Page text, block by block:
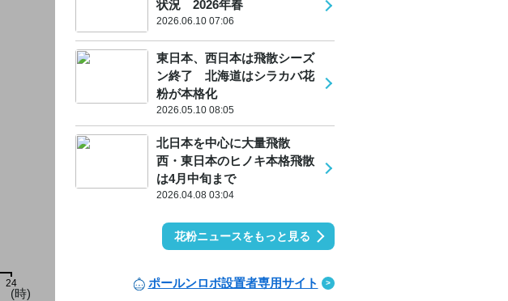
24
(時)
状況 2026年春
2026.06.10 07:06
東日本、西日本は飛散シーズ
ン終了 北海道はシラカバ花
粉が本格化
2026.05.10 08:05
北日本を中心に大量飛散
西・東日本のヒノキ本格飛散
は4月中旬まで
2026.04.08 03:04
花粉ニュースをもっと見る
ポールンロボ設置者専用サイト